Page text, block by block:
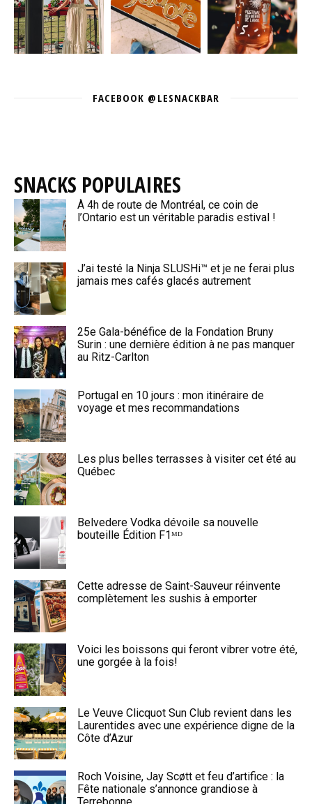
FACEBOOK @LESNACKBAR
SNACKS POPULAIRES
À 4h de route de Montréal, ce coin de
l’Ontario est un véritable paradis estival !
J’ai testé la Ninja SLUSHi™ et je ne ferai plus
jamais mes cafés glacés autrement
25e Gala-bénéfice de la Fondation Bruny
Surin : une dernière édition à ne pas manquer
au Ritz-Carlton
Portugal en 10 jours : mon itinéraire de
voyage et mes recommandations
Les plus belles terrasses à visiter cet été au
Québec
Belvedere Vodka dévoile sa nouvelle
bouteille Édition F1ᴹᴰ
Cette adresse de Saint-Sauveur réinvente
complètement les sushis à emporter
Voici les boissons qui feront vibrer votre été,
une gorgée à la fois!
Le Veuve Clicquot Sun Club revient dans les
Laurentides avec une expérience digne de la
Côte d’Azur
Roch Voisine, Jay Scøtt et feu d’artifice : la
Fête nationale s’annonce grandiose à